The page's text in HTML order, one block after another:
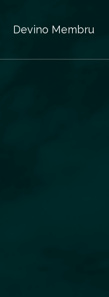
Devino Membru